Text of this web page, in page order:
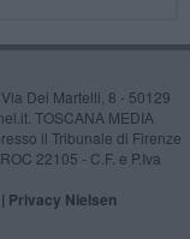
Dei Martelli, 8 - 50129
TOSCANA MEDIA
il Tribunale di Firenze
22105 - C.F. e P.Iva
Privacy Nielsen